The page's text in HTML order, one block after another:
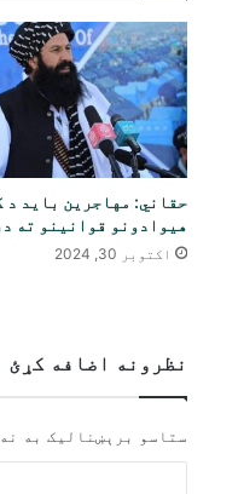
حقاني: مهاجرین باید د
هیوادونو قوانینو ته
اکتوبر 30, 2024
نظرونه اضافه کړئ
ستاسو برېښناليک به